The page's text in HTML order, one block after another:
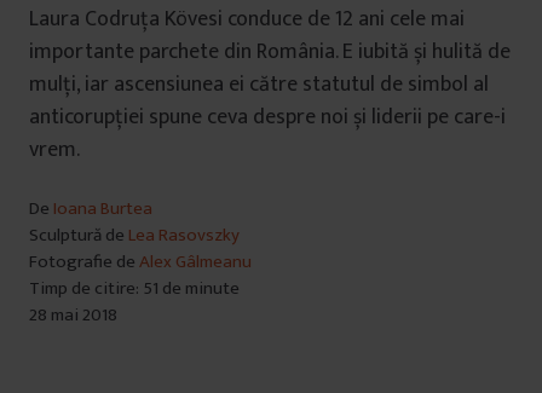
Laura Codruța Kövesi conduce de 12 ani cele mai
importante parchete din România. E iubită și hulită de
mulți, iar ascensiunea ei către statutul de simbol al
anticorupției spune ceva despre noi și liderii pe care-i
vrem.
De Ioana Burtea
Sculptură de Lea Rasovszky
Fotografie deAlex Gâlmeanu
Timp de citire: 51 de minute
28 mai 2018